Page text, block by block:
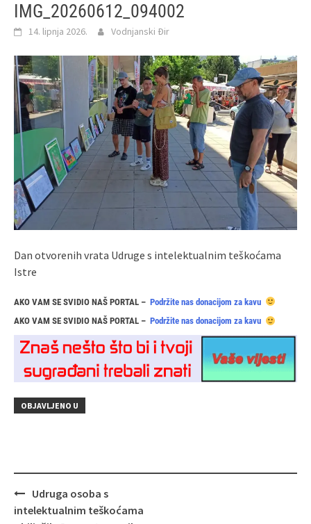
IMG_20260612_094002
14. lipnja 2026. Vodnjanski Đir
Dan otvorenih vrata Udruge s intelektualnim teškoćama
Istre
AKO VAM SE SVIDIO NAŠ PORTAL – Podržite nas donacijom za kavu
AKO VAM SE SVIDIO NAŠ PORTAL – Podržite nas donacijom za kavu
OBJAVLJENO U
Navigacija
objava
Udruga osoba s
intelektualnim teškoćama